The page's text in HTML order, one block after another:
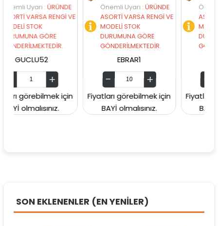
ÜRÜNDE
RENGİ VE
için
Önemli Uyarı:ÜRÜNDE
ASORTİ VARSA RENGİ VE
MODELİ STOK
DURUMUNA GÖRE
GÖNDERİLMEKTEDİR.
Fiyatları görebilmek için
BAYİ olmalısınız.
Önemli Uyarı:
ASORTİ VARSA
MODELİ STOK
DURUMUNA GÖRE
Fiyatları görebilmek
BAYİ olmalısınız.
SON EKLENENLER (EN YENİLER)